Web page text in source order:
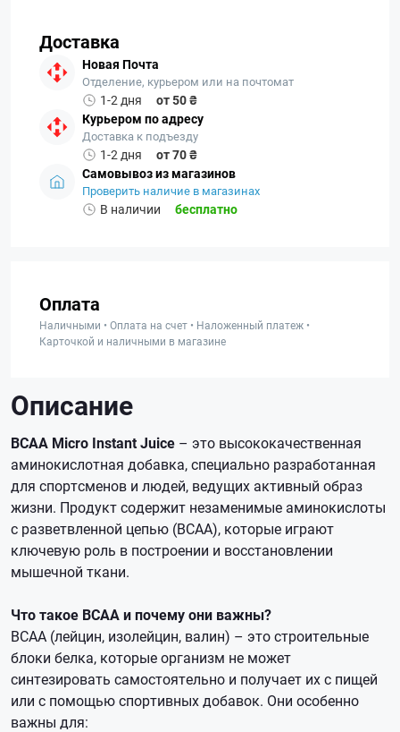
Доставка
Новая Почта
Отделение, курьером или на почтомат
1-2 дня
от 50 ₴
Курьером по адресу
Доставка к подъезду
1-2 дня
от 70 ₴
Самовывоз из магазинов
Проверить наличие в магазинах
В наличии бесплатно
Оплата
Наличными • Оплата на счет • Наложенный платеж •
Карточкой и наличными в магазине
Описание
BCAA Micro Instant Juice – это высококачественная
аминокислотная добавка, специально разработанная
для спортсменов и людей, ведущих активный образ
жизни. Продукт содержит незаменимые аминокислоты
с разветвленной цепью (BCAA), которые играют
ключевую роль в построении и восстановлении
мышечной ткани.
Что такое BCAA и почему они важны?
BCAA (лейцин, изолейцин, валин) – это строительные
блоки белка, которые организм не может
синтезировать самостоятельно и получает их с пищей
или с помощью спортивных добавок. Они особенно
важны для: